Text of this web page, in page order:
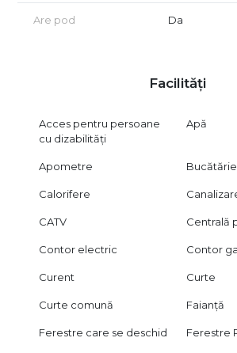
Are pod Da
Facilități
Acces pentru persoane
cu dizabilități
Apă
Apometre
Calorifere
CATV Centrală
Contor electric Contor
Curent Curte
Curte comună Faianță
Ferestre care se deschid Ferestre